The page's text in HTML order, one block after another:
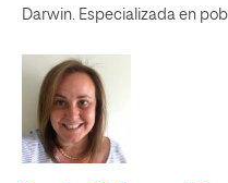
Darwin. Especializada en